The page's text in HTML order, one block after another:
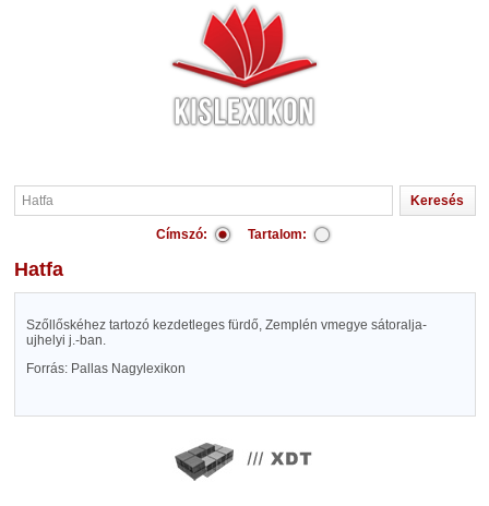
Címszó: Tartalom:
Hatfa
Szőllőskéhez tartozó kezdetleges fürdő, Zemplén vmegye sátoralja-
ujhelyi j.-ban.
Forrás: Pallas Nagylexikon